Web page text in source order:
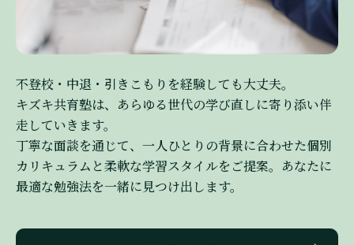
不登校・中退・引きこもりを経験しても大丈夫。
キズキ共育塾は、あらゆる世代の学び直しに寄り添い伴
走していきます。
丁寧な面談を通じて、一人ひとりの背景に合わせた個別
カリキュラムと柔軟な学習スタイルをご提案。あなたに
最適な勉強法を一緒に見つけ出します。